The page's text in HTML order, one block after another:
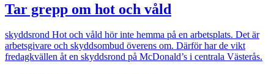
Tar grepp om hot och våld
skyddsrond Hot och våld hör inte hemma på en arbetsplats. Det är
arbetsgivare och skyddsombud överens om. Därför har de vikt
fredagkvällen åt en skyddsrond på McDonald’s i centrala Västerås.